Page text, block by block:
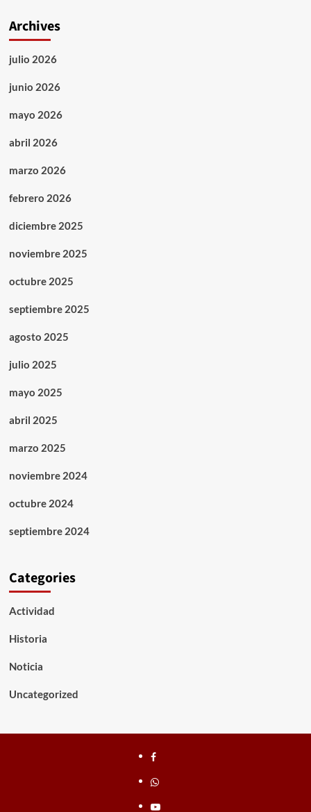
Archives
julio 2026
junio 2026
mayo 2026
abril 2026
marzo 2026
febrero 2026
diciembre 2025
noviembre 2025
octubre 2025
septiembre 2025
agosto 2025
julio 2025
mayo 2025
abril 2025
marzo 2025
noviembre 2024
octubre 2024
septiembre 2024
Categories
Actividad
Historia
Noticia
Uncategorized
Facebook
whatsapp
youtube